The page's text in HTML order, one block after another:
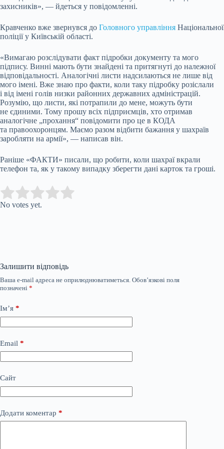
захисників», — йдеться у повідомленні.
Кравченко вже звернувся до Головного управління Національної
поліції у Київській області.
«Вимагаю розслідувати факт підробки документу та мого
підпису. Винні мають бути знайдені та притягнуті до належної
відповідальності. Аналогічні листи надсилаються не лише від
мого імені. Вже знаю про факти, коли таку підробку розіслали
і від імені голів низки районних державних адміністрацій.
Розумію, що листи, які потрапили до мене, можуть бути
не єдиними. Тому прошу всіх підприємців, хто отримав
аналогічне „прохання“ повідомити про це в КОДА
та правоохоронцям. Маємо разом відбити бажання у шахраїв
заробляти на армії», — написав він.
Раніше «ФАКТИ» писали, що робити, коли шахраї вкрали
телефон та, як у такому випадку зберегти дані карток та гроші.
Rate thisitem:
No votes yet.
Залишити відповідь
Ваша e-mail адреса не оприлюднюватиметься. Обов’язкові поля
позначені *
Ім’я *
Email *
Сайт
Додати коментар *